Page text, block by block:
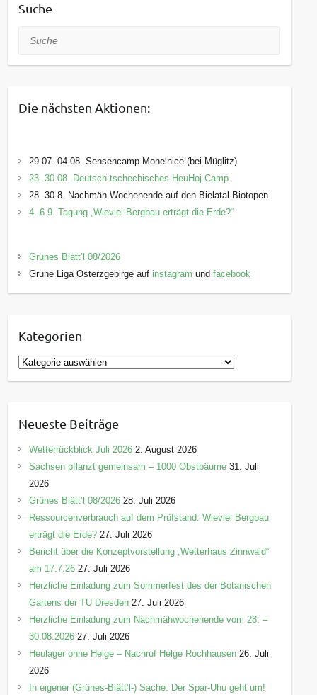
Suche
Suche
Die nächsten Aktionen:
29.07.-04.08. Sensencamp Mohelnice (bei Müglitz)
23.-30.08. Deutsch-tschechisches HeuHoj-Camp
28.-30.8. Nachmäh-Wochenende auf den Bielatal-Biotopen
4.-6.9. Tagung „Wieviel Bergbau erträgt die Erde?“
Grünes Blätt’l 08/2026
Grüne Liga Osterzgebirge auf instagram undfacebook
Kategorien
K
a
g
o
r
e
n
Neueste Beiträge
Wetterrückblick Juli 2026 2. August 2026
Sachsen pflanzt gemeinsam – 1000 Obstbäume 31. Juli
2026
Grünes Blätt’l 08/2026 28. Juli 2026
Ressourcenverbrauch auf dem Prüfstand: Wieviel Bergbau
erträgt die Erde? 27. Juli 2026
Bericht über die Konzeptvorstellung „Wetterhaus Zinnwald“
am 17.7.26 27. Juli 2026
Herzliche Einladung zum Sommerfest des der Botanischen
Gartens der TU Dresden 27. Juli 2026
Herzliche Einladung zum Nachmähwochenende vom 28. –
30.08.2026 27. Juli 2026
Heulager ohne Helge – Nachruf Helge Rochhausen 26. Juli
2026
In eigener (Grünes-Blätt’l-) Sache: Der Spar-Uhu geht um!